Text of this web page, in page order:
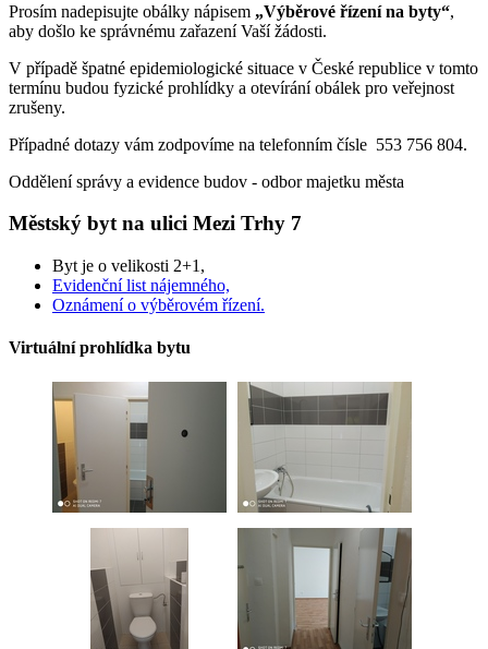
Prosím nadepisujte obálky nápisem „Výběrové řízení na byty“,
aby došlo ke správnému zařazení Vaší žádosti.
V případě špatné epidemiologické situace v České republice v tomto
termínu budou fyzické prohlídky a otevírání obálek pro veřejnost
zrušeny.
Případné dotazy vám zodpovíme na telefonním čísle 553 756 804.
Oddělení správy a evidence budov - odbor majetku města
Městský byt na ulici Mezi Trhy 7
Byt je o velikosti 2+1,
Evidenční list nájemného,
Oznámení o výběrovém řízení.
Virtuální prohlídka bytu